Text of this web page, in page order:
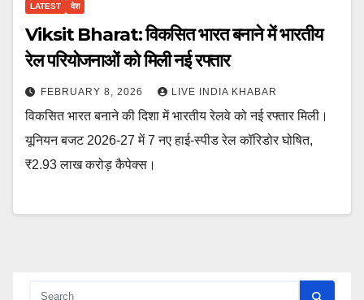
LATEST देश
Viksit Bharat: विकसित भारत बनाने में भारतीय
रेल परियोजनाओं को मिली नई रफ्तार
FEBRUARY 8, 2026 LIVE INDIA KHABAR
विकसित भारत बनाने की दिशा में भारतीय रेलवे को नई रफ्तार मिली।
यूनियन बजट 2026-27 में 7 नए हाई-स्पीड रेल कॉरिडोर घोषित,
₹2.93 लाख करोड़ कैपेक्स।